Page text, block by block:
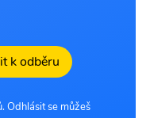
k odběru
Odhlásit se můžeš